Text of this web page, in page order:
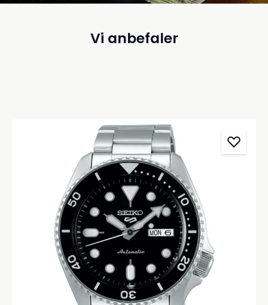
Vi anbefaler
Spring produktgalleriet over